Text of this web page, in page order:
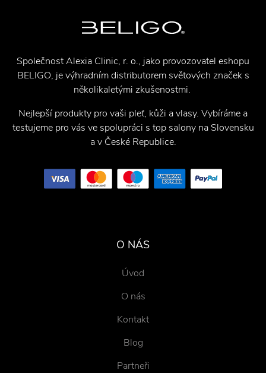
Společnost Alexia Clinic, r. o., jako provozovatel eshopu
BELIGO, je výhradním distributorem světových značek s
několikaletými zkušenostmi.
Nejlepší produkty pro vaši pleť, kůži a vlasy. Vybíráme a
testujeme pro vás ve spolupráci s top salony na Slovensku
a v České Republice.
O NÁS
Úvod
O nás
Kontakt
Blog
Partneři